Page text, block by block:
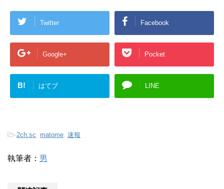
Twitter Facebook
Google+ Pocket
B! はてブ LINE
-2ch.sc matome 速報
執筆者： 男